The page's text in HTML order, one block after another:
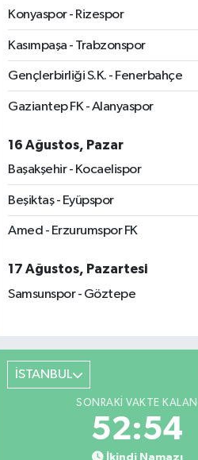
Konyaspor - Rizespor
Kasımpaşa - Trabzonspor
Gençlerbirliği S.K. - Fenerbahçe
Gaziantep FK - Alanyaspor
16 Ağustos, Pazar
Başakşehir - Kocaelispor
Beşiktaş - Eyüpspor
Amed - Erzurumspor FK
17 Ağustos, Pazartesi
Samsunspor - Göztepe
İSTANBUL
SONRAKI VAKTE KALAN
52:54
İkindi Namazı